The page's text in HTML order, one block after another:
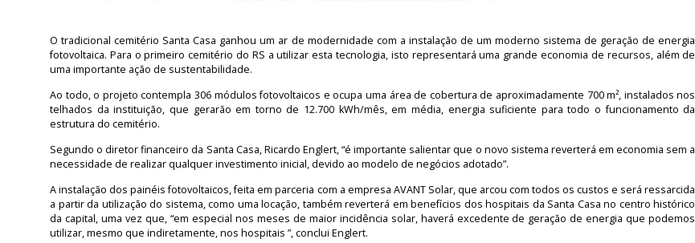
O tradicional cemitério Santa Casa ganhou um ar de modernidade com a instalação de um moderno sistema de geração de energia
fotovoltaica. Para o primeiro cemitério do RS a utilizar esta tecnologia, isto representará uma grande economia de recursos, além de
uma importante ação de sustentabilidade.
Ao todo, o projeto contempla 306 módulos fotovoltaicos e ocupa uma área de cobertura de aproximadamente 700 m², instalados nos
telhados da instituição, que gerarão em torno de 12.700 kWh/mês, em média, energia suficiente para todo o funcionamento da
estrutura do cemitério.
Segundo o diretor financeiro da Santa Casa, Ricardo Englert, “é importante salientar que o novo sistema reverterá em economia sem a
necessidade de realizar qualquer investimento inicial, devido ao modelo de negócios adotado”.
A instalação dos painéis fotovoltaicos, feita em parceria com a empresa AVANT Solar, que arcou com todos os custos e será ressarcida
a partir da utilização do sistema, como uma locação, também reverterá em benefícios dos hospitais da Santa Casa no centro histórico
da capital, uma vez que, “em especial nos meses de maior incidência solar, haverá excedente de geração de energia que podemos
utilizar, mesmo que indiretamente, nos hospitais ”, conclui Englert.